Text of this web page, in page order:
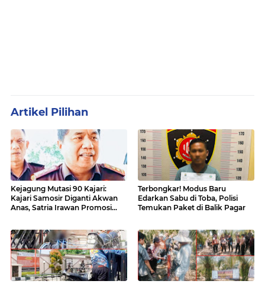
Artikel Pilihan
Kejagung Mutasi 90 Kajari:
Kajari Samosir Diganti Akwan
Anas, Satria Irawan Promosi
Terbongkar! Modus Baru
Edarkan Sabu di Toba, Polisi
Temukan Paket di Balik Pagar